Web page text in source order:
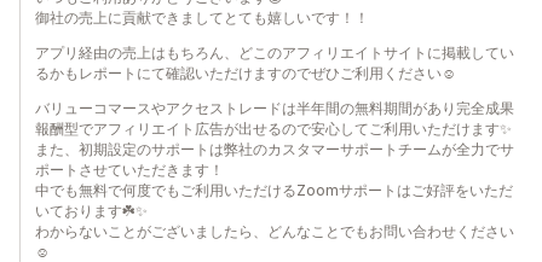
御社の売上に貢献できましてとても嬉しいです！！
アプリ経由の売上はもちろん、どこのアフィリエイトサイトに掲載してい
るかもレポートにて確認いただけますのでぜひご利用ください☺︎
バリューコマースやアクセストレードは半年間の無料期間があり完全成果
報酬型でアフィリエイト広告が出せるので安心してご利用いただけます✨
また、初期設定のサポートは弊社のカスタマーサポートチームが全力でサ
ポートさせていただきます！
中でも無料で何度でもご利用いただけるZoomサポートはご好評をいただ
いております☘️✨
わからないことがございましたら、どんなことでもお問い合わせください
☺︎